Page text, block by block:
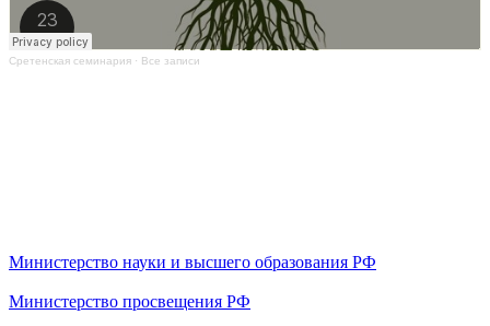
Сретенская семинария · Все записи
Министерство науки и высшего образования РФ
Министерство просвещения РФ